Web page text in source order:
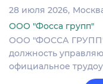
28 июля 2026
ООО "Фосса групп"
ООО "ФОССА ГРУПП"
должность
официальное